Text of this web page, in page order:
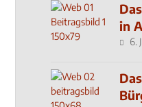
in
6.